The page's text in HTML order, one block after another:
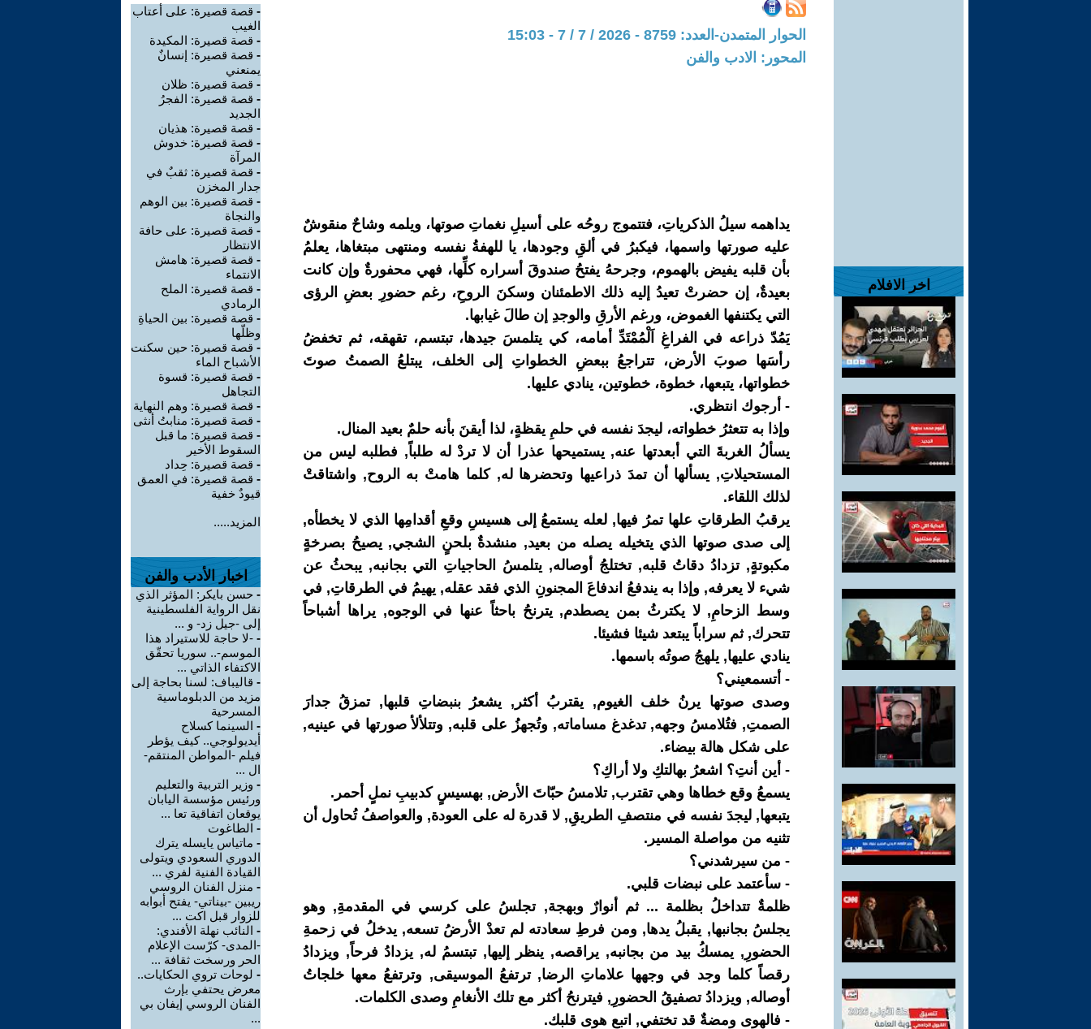
اخر الافلام
الحوار المتمدن-العدد: 8759 - 2026 / 7 / 7 - 15:03
المحور: الادب والفن
يداهمه سيلُ الذكرياتِ، فتتموج روحُه على أسيلِ نغماتِ صوتها، ويلمه وشاحٌ منقوشٌ
عليه صورتها واسمها، فيكبرُ في ألقِ وجودها، يا للهفةُ نفسه ومنتهى مبتغاها، يعلمُ
بأن قلبه يفيض بالهموم، وجرحهُ يفتحُ صندوقَ أسراره كلِّها، فهي محفورةٌ وإن كانت
بعيدةٌ، إن حضرتْ تعيدُ إليه ذلك الاطمئنان وسكنَ الروحِ، رغم حضورِ بعضِ الرؤى
التي يكتنفها الغموض، ورغم الأرقِ والوجدِ إن طالَ غيابها.
يَمُدّ ذراعه في الفراغِ اَلْمُمْتَدِّ أمامه، كي يتلمسَ جيدها، تبتسم، تقهقه، ثم تخفضُ
رأسَها صوبَ الأرض، تتراجعُ ببعضِ الخطواتِ إلى الخلف، يبتلعُ الصمتُ صوتَ
خطواتها، يتبعها، خطوة، خطوتين، ينادي عليها.
- أرجوك انتظري.
وإذا به تتعثرُ خطواته، ليجدَ نفسه في حلمِ يقظةٍ، لذا أيقنَ بأنه حلمٌ بعيد المنال.
يسألُ الغربةَ التي أبعدتها عنه, يستميحها عذرا أن لا تردْ له طلباً, فطلبه ليس من
المستحيلاتِ, يسألها أن تمدَ ذراعيها وتحضرها له, كلما هامتْ به الروح, واشتاقتْ
لذلك اللقاء.
يرقبُ الطرقاتِ علها تمرُ فيها, لعله يستمعُ إلى هسيسِ وقعِ أقدامِها الذي لا يخطأه,
إلى صدى صوتها الذي يتخيله يصله من بعيد, منشدةٌ بلحنٍ الشجي, يصيحُ بصرخةٍ
مكبوتةٍ, تزدادُ دقاتُ قلبه, تختلجُ أوصاله, يتلمسُ الحاجياتِ التي بجانبه, يبحثُ عن
شيء لا يعرفه, وإذا به يندفعُ اندفاعَ المجنونِ الذي فقد عقله, يهيمُ في الطرقاتِ, في
وسط الزحامِ, لا يكترثُ بمن يصطدم, يترنحُ باحثاً عنها في الوجوه, يراها أشباحاً
تتحرك, ثم سراباً يبتعد شيئا فشيئا.
ينادي عليها, يلهجُ صوتُه باسمها.
- أتسمعيني؟
وصدى صوتها يرنُ خلف الغيوم, يقتربُ أكثر, يشعرُ بنبضاتِ قلبها, تمزقُ جدارَ
الصمتِ, فتُلامسُ وجهه, تدغدغ مساماته, وتُجهزُ على قلبه, وتتلألأ صورتها في عينيه,
على شكل هالة بيضاء.
- أين أنتِ؟ اشعرُ بهالتكِ ولا أراكِ؟
يسمعُ وقع خطاها وهي تقترب, تلامسُ حبّاتَ الأرض, بهسيسٍ كدبيبِ نملٍ أحمر.
يتبعها, ليجدَ نفسه في منتصفِ الطريقِ, لا قدرة له على العودة, والعواصفُ تُحاول أن
تثنيه من مواصلة المسير.
- من سيرشدني؟
- سأعتمد على نبضات قلبي.
ظلمةٌ تتداخلُ بظلمة ... ثم أنوارٌ وبهجة, تجلسُ على كرسي في المقدمةِ, وهو
يجلسُ بجانبها, يقبلُ يدها, ومن فرطِ سعادته لم تعدْ الأرضُ تسعه, يدخلُ في زحمةِ
الحضورِ, يمسكُ بيد من بجانبه, يراقصه, ينظر إليها, تبتسمُ له, يزدادُ فرحاً, ويزدادُ
رقصاً كلما وجد في وجهها علاماتِ الرضا, ترتفعُ الموسيقى, وترتفعُ معها خلجاتُ
أوصاله, ويزدادُ تصفيقُ الحضورِ, فيترنحُ أكثر مع تلك الأنغامِ وصدى الكلمات.
- فالهوى ومضةٌ قد تختفي, اتبع هوى قلبك.
- قصة قصيرة: على أعتاب
الغيب
- قصة قصيرة: المكيدة
- قصة قصيرة: إنسانٌ
يمنعني
- قصة قصيرة: ظلان
- قصة قصيرة: الفجرُ
الجديد
- قصة قصيرة: هذيان
- قصة قصيرة: خدوش
المرآة
- قصة قصيرة: ثقبٌ في
جدار المخزن
- قصة قصيرة: بين الوهم
والنجاة
- قصة قصيرة: على حافة
الانتظار
- قصة قصيرة: هامش
الانتماء
- قصة قصيرة: الملح
الرمادي
- قصة قصيرة: بين الحياةِ
وظلّها
- قصة قصيرة: حين سكنت
الأشباح الماء
- قصة قصيرة: قسوة
التجاهل
- قصة قصيرة: وهم النهاية
- قصة قصيرة: منابتُ أنثى
- قصة قصيرة: ما قبل
السقوط الأخير
- قصة قصيرة: حِداد
- قصة قصيرة: في العمق
قيودٌ خفية
المزيد.....
اخبار الأدب والفن
- حسن بايكر: المؤثر الذي
نقل الرواية الفلسطينية
إلى -جيل زد- و ...
- -لا حاجة للاستيراد هذا
الموسم-.. سوريا تحقّق
الاكتفاء الذاتي ...
- قاليباف: لسنا بحاجة إلى
مزيد من الدبلوماسية
المسرحية
- السينما كسلاح
أيديولوجي.. كيف يؤطر
فيلم -المواطن المنتقم-
ال ...
- وزير التربية والتعليم
ورئيس مؤسسة اليابان
يوقعان اتفاقية تعا ...
- الطاغوت
- ماتياس يايسله يترك
الدوري السعودي ويتولى
القيادة الفنية لفري ...
- منزل الفنان الروسي
ريبين -بيناتي- يفتح أبوابه
للزوار قبل اكت ...
- النائب نهلة الأفندي:
-المدى- كرّست الإعلام
الحر ورسخت ثقافة ...
- لوحات تروي الحكايات..
معرض يحتفي بإرث
الفنان الروسي إيفان بي
...